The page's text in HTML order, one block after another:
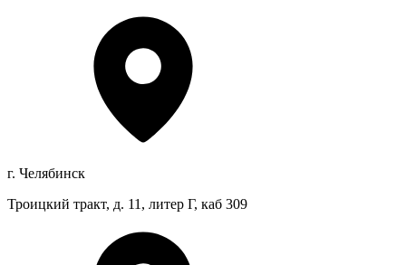
г. Челябинск
Троицкий тракт, д. 11, литер Г, каб 309